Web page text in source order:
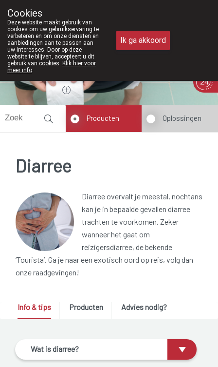
011/610300
Vandaag
Producten Oplossingen
Diarree
Diarree overvalt je meestal, nochtans
kan je in bepaalde gevallen diarree
trachten te voorkomen. Zeker
wanneer het gaat om
reizigersdiarree, de bekende
‘Tourista’. Ga je naar een exotisch oord op reis, volg dan
onze raadgevingen!
Info & tips Producten Advies nodig?
Wat is diarree?
Cookies
Deze website maakt gebruik van
cookies om uw gebruikservaring te
verbeteren en om onze diensten en
aanbiedingen aan te passen aan
uw interesses. Door op deze
website te blijven, accepteert u dit
gebruik van cookies. Klik hier voor
meer info.
Ik ga akkoord